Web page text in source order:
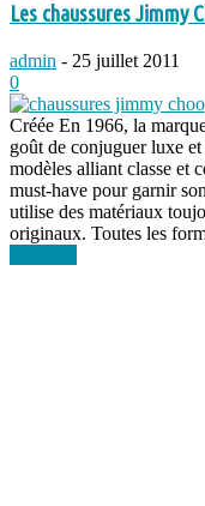
Les chaussures Jimmy
admin - 25 juillet 2011
0
Créée En 1966, la
goût de conjuguer luxe
modèles alliant classe et
must-have pour garnir
utilise des matériaux
originaux. Toutes les